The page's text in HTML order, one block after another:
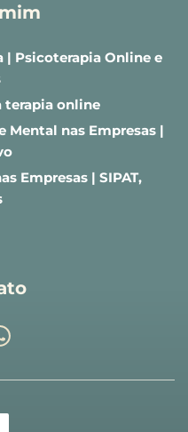
| Psicoterapia Online e
terapia online
Mental nas Empresas |
Empresas | SIPAT,